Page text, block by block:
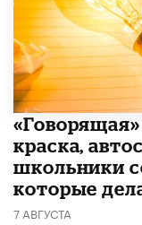
краска,
школьники
которые
7 АВГУСТА